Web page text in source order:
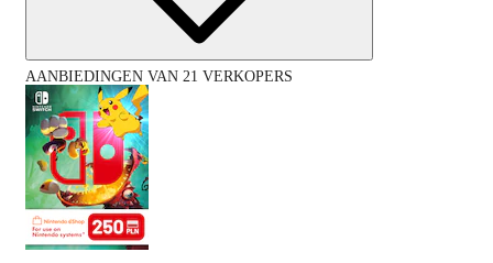
AANBIEDINGEN VAN 21 VERKOPERS